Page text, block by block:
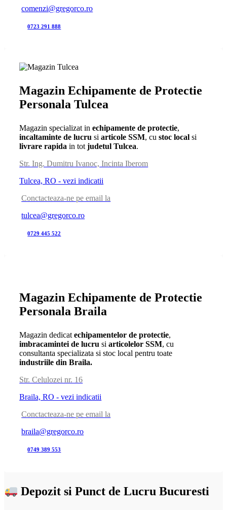
comenzi@gregorco.ro
0723 291 888
Magazin Echipamente de Protectie
Personala Tulcea
Magazin specializat inechipamente de protectie,
incaltaminte de lucru siarticole SSM, cu stoc local si
livrare rapida in totjudetul Tulcea.
Str. Ing. Dumitru Ivanoc, Incinta Iberom
Tulcea, RO - vezi indicatii
Conctacteaza-ne pe email la
tulcea@gregorco.ro
0729 445 522
Magazin Echipamente de Protectie
Personala Braila
Magazin dedicatechipamentelor de protectie,
imbracamintei de lucru siarticolelor SSM, cu
consultanta specializata si stoc local pentru toate
industriile din Braila.
Str. Celulozei nr. 16
Braila, RO - vezi indicatii
Conctacteaza-ne pe email la
braila@gregorco.ro
0749 389 553
Depozit si Punct de Lucru Bucuresti